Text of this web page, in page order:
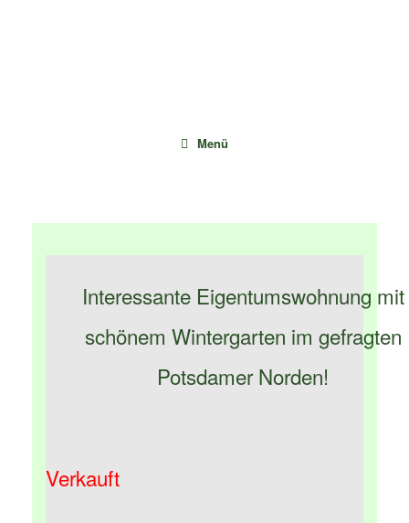
Menü
Interessante Eigentumswohnung mit
schönem Wintergarten im gefragten
Potsdamer Norden!
Verkauft